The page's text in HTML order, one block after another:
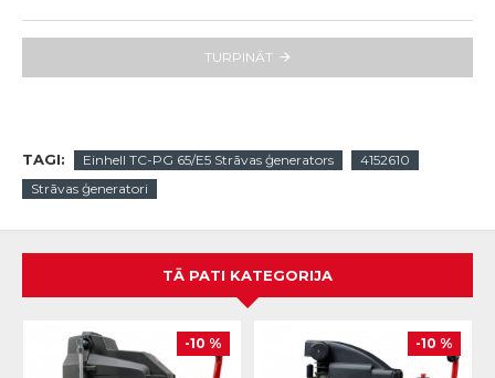
TURPINĀT
TAGI: Einhell TC-PG 65/E5 Strāvas ģenerators
4152610
Strāvas ģeneratori
TĀ PATI KATEGORIJA
-10 % -10 %